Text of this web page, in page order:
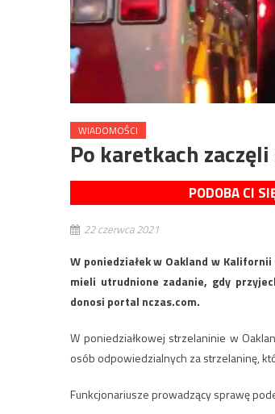
WIADOMOŚCI
Po karetkach
PODOBA CI
22 czerwca 2021
W poniedziałek w Oakland w
mieli utrudnione zadanie, gdy
donosi portal nczas.com.
W poniedziałkowej strzelaninie w
osób odpowiedzialnych za strzelaninę,
Funkcjonariusze prowadzący sprawę